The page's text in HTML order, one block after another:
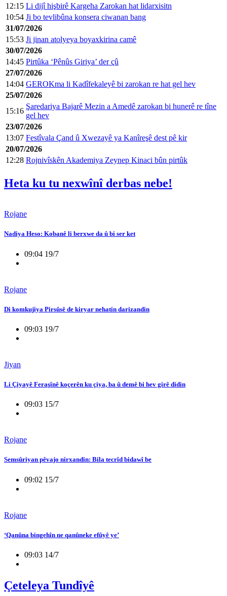
12:15 Li dijî hişbirê Kargeha Zarokan hat lidarxisitn
10:54 Ji bo tevlibûna konsera ciwanan bang
31/07/2026
15:53 Ji jinan atolyeya boyaxkirina camê
30/07/2026
14:45 Pirtûka ‘Pênûs Giriya’ der çû
27/07/2026
14:04 GEROKma li Kadîfekaleyê bi zarokan re hat gel hev
25/07/2026
15:16
Şaredariya Bajarê Mezin a Amedê zarokan bi hunerê re tîne
gel hev
23/07/2026
13:07 Festîvala Çand û Xwezayê ya Kanîreşê dest pê kir
20/07/2026
12:28 Rojnivîskên Akademiya Zeynep Kinaci bûn pirtûk
Heta ku tu nexwînî derbas nebe!
Rojane
Nadiya Heso: Kobanê li berxwe da û bi ser ket
09:04 19/7
Rojane
Di komkujiya Pirsûsê de kiryar nehatin darizandin
09:03 19/7
Jiyan
Li Çiyayê Feraşînê koçerên ku çiya, ba û demê bi hev girê didin
09:03 15/7
Rojane
Semsûriyan pêvajo nirxandin: Bila tecrîd bidawî be
09:02 15/7
Rojane
‘Qanûna bingehîn ne qanûneke efûyê ye’
09:03 14/7
Çeteleya Tundîyê